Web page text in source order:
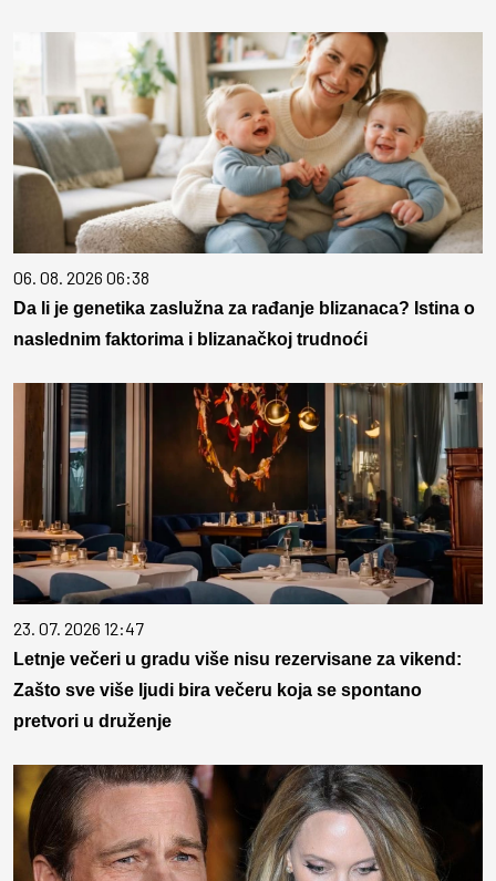
06. 08. 2026 06:38
Da li je genetika zaslužna za rađanje blizanaca? Istina o
naslednim faktorima i blizanačkoj trudnoći
23. 07. 2026 12:47
Letnje večeri u gradu više nisu rezervisane za vikend:
Zašto sve više ljudi bira večeru koja se spontano
pretvori u druženje